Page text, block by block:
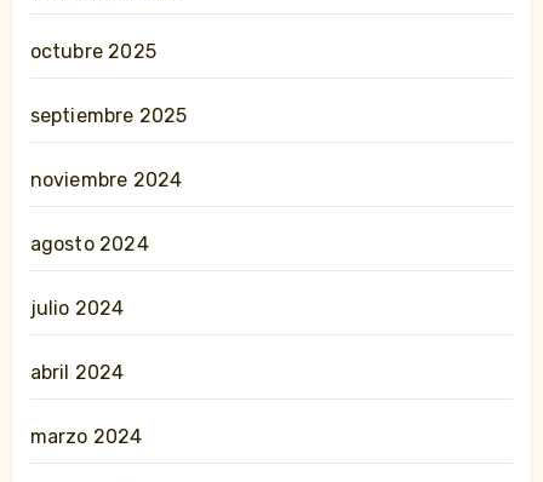
octubre 2025
septiembre 2025
noviembre 2024
agosto 2024
julio 2024
abril 2024
marzo 2024